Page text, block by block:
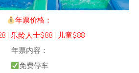
年票价格：
| 乐龄人士$88 | 儿童$88
年票内容：
免费停车